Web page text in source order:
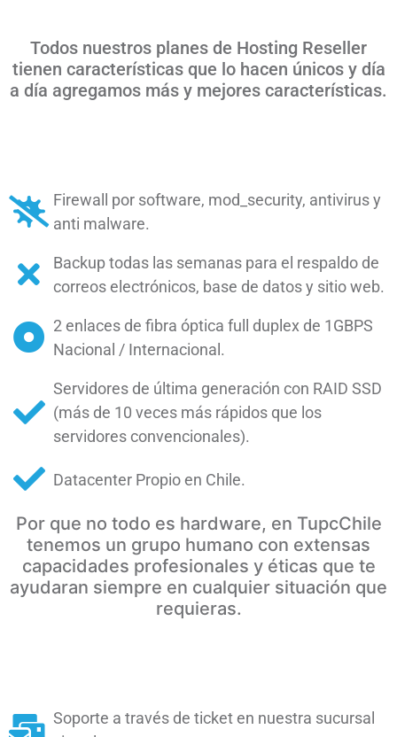
Todos nuestros planes de Hosting Reseller
tienen características que lo hacen únicos y día
a día agregamos más y mejores características.
Firewall por software, mod_security, antivirus y
anti malware.
Backup todas las semanas para el respaldo de
correos electrónicos, base de datos y sitio web.
2 enlaces de fibra óptica full duplex de 1GBPS
Nacional / Internacional.
Servidores de última generación con RAID SSD
(más de 10 veces más rápidos que los
servidores convencionales).
Datacenter Propio en Chile.
Por que no todo es hardware, en TupcChile
tenemos un grupo humano con extensas
capacidades profesionales y éticas que te
ayudaran siempre en cualquier situación que
requieras.
Soporte a través de ticket en nuestra sucursal